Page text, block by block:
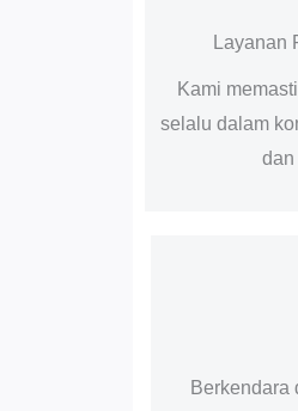
Layanan
Kami
selalu dalam
dan
Berkendara